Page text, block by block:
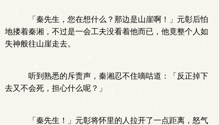
「秦先生，您在想什么？那边是山崖啊！」元彰后怕
地搂着秦湘，不过是一会工夫没看着他而已，他竟整个人如
失神般往山崖走去。
听到熟悉的斥责声，秦湘忍不住嘀咕道：「反正掉下
去又不会死，担心什么呢？」
「秦先生！」元彰将怀里的人拉开了一点距离，怒气